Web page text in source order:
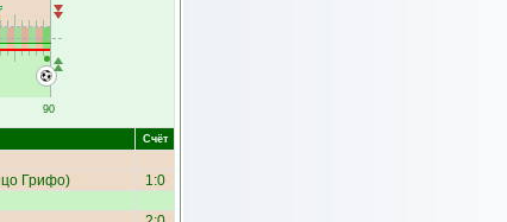
90
Счёт
Грифо) 1:0